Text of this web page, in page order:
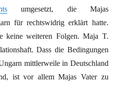
umgesetzt, die Majas
für rechtswidrig erklärt hatte.
keine weiteren Folgen. Maja T.
Dass die Bedingungen
mittlerweile in Deutschland
ist vor allem Majas Vater zu